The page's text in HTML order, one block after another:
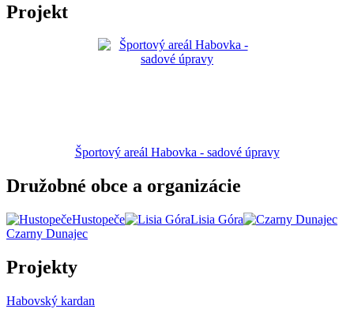
Projekt
Športový areál Habovka - sadové úpravy
Družobné obce a organizácie
Hustopeče
Lisia Góra
Czarny Dunajec
Projekty
Habovský kardan